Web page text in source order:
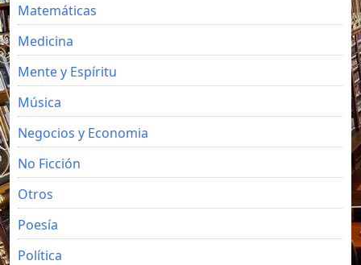
Matemáticas
Medicina
Mente y Espíritu
Música
Negocios y Economia
No Ficción
Otros
Poesía
Política